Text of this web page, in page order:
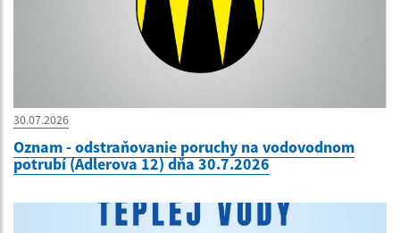
30.07.2026
Oznam - odstraňovanie poruchy na vodovodnom
potrubí (Adlerova 12) dňa 30.7.2026